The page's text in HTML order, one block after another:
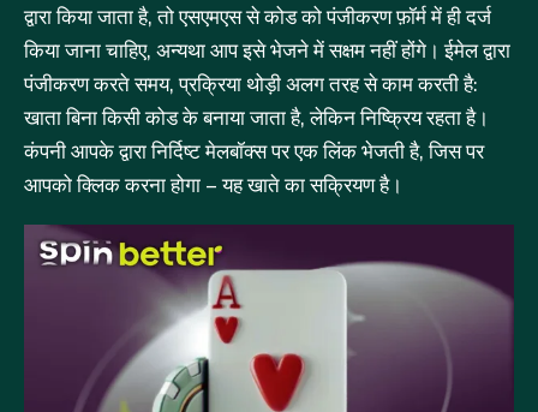
द्वारा किया जाता है, तो एसएमएस से कोड को पंजीकरण फ़ॉर्म में ही दर्ज
किया जाना चाहिए, अन्यथा आप इसे भेजने में सक्षम नहीं होंगे। ईमेल द्वारा
पंजीकरण करते समय, प्रक्रिया थोड़ी अलग तरह से काम करती है:
खाता बिना किसी कोड के बनाया जाता है, लेकिन निष्क्रिय रहता है।
कंपनी आपके द्वारा निर्दिष्ट मेलबॉक्स पर एक लिंक भेजती है, जिस पर
आपको क्लिक करना होगा – यह खाते का सक्रियण है।